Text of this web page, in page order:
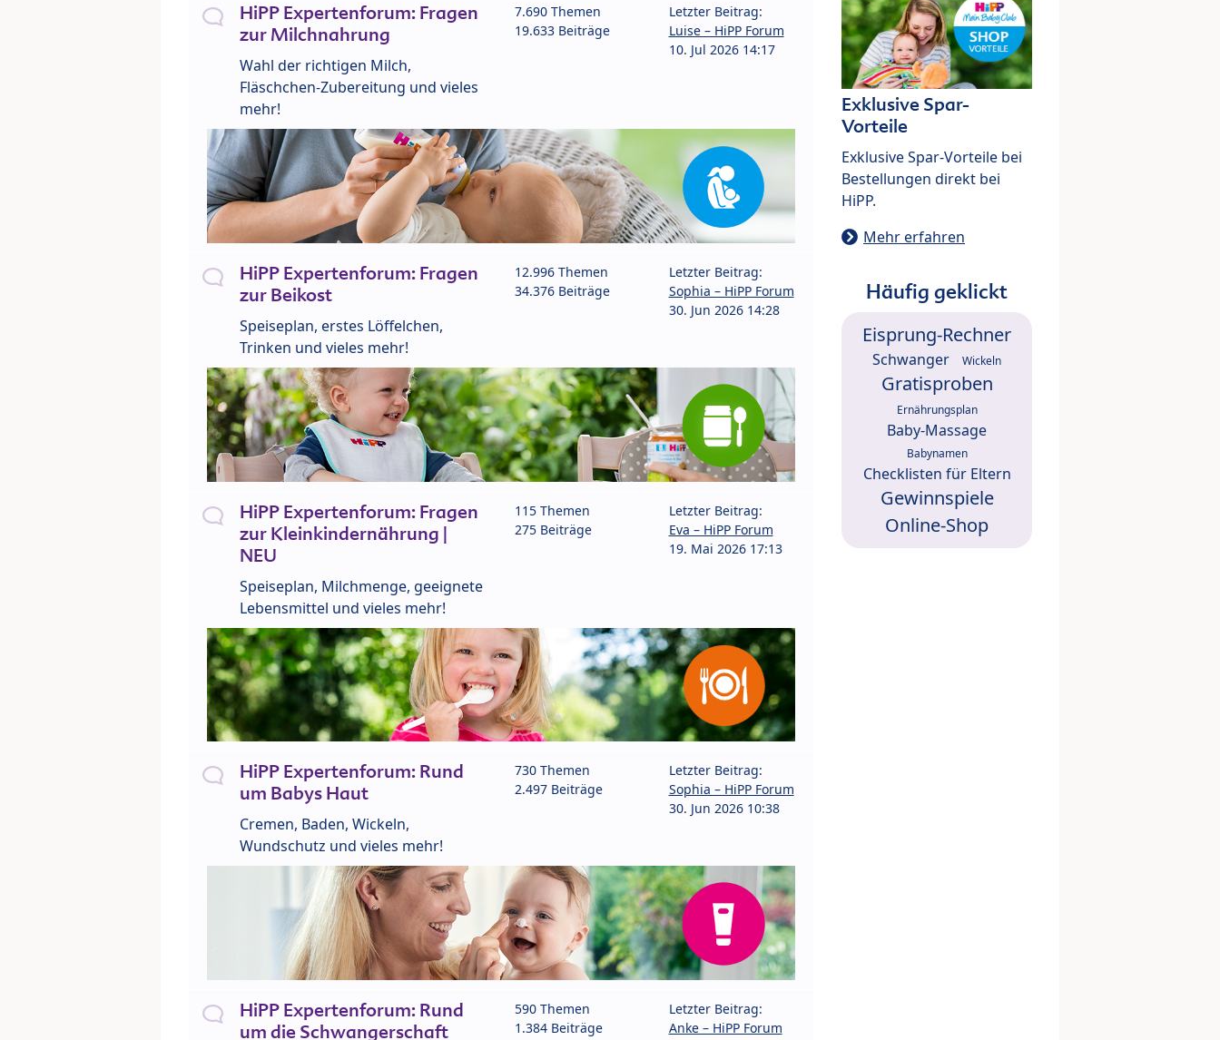
HiPP Expertenforum: Fragen
zur Milchnahrung
Wahl der richtigen Milch,
Fläschchen-Zubereitung und vieles
mehr!
7.690 Themen
19.633 Beiträge
Letzter Beitrag:
Luise – HiPP Forum
10. Jul 2026 14:17
HiPP Expertenforum: Fragen
zur Beikost
Speiseplan, erstes Löffelchen,
Trinken und vieles mehr!
12.996 Themen
34.376 Beiträge
Letzter Beitrag:
Sophia – HiPP Forum
30. Jun 2026 14:28
HiPP Expertenforum: Fragen
zur Kleinkindernährung |
NEU
Speiseplan, Milchmenge, geeignete
Lebensmittel und vieles mehr!
115 Themen
275 Beiträge
Letzter Beitrag:
Eva – HiPP Forum
19. Mai 2026 17:13
HiPP Expertenforum: Rund
um Babys Haut
Cremen, Baden, Wickeln,
Wundschutz und vieles mehr!
730 Themen
2.497 Beiträge
Letzter Beitrag:
Sophia – HiPP Forum
30. Jun 2026 10:38
HiPP Expertenforum: Rund
um die Schwangerschaft
590 Themen
1.384 Beiträge
Letzter Beitrag:
Anke – HiPP Forum
Exklusive Spar-
Vorteile
Exklusive Spar-Vorteile bei
Bestellungen direkt bei
HiPP.
Mehr erfahren
Häufig geklickt
Eisprung-Rechner
Schwanger Wickeln
Gratisproben
Ernährungsplan
Baby-Massage
Babynamen
Checklisten für Eltern
Gewinnspiele
Online-Shop